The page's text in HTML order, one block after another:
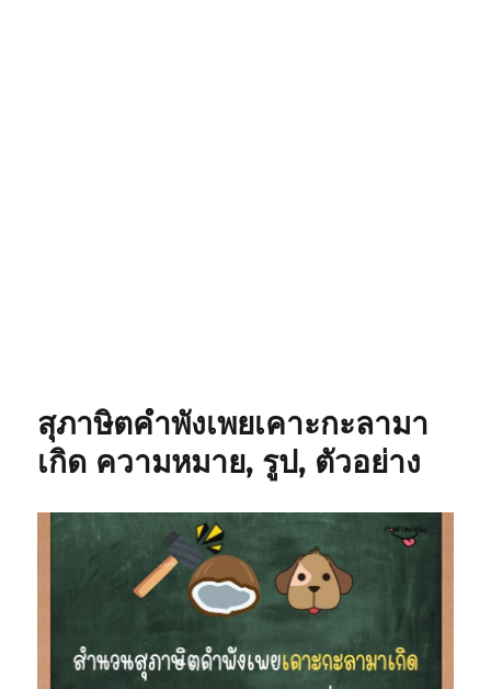
สุภาษิตคำพังเพยเคาะกะลามา
เกิด ความหมาย, รูป, ตัวอย่าง